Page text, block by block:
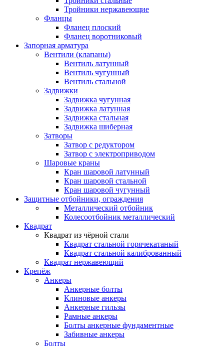
Тройники нержавеющие
Фланцы
Фланец плоский
Фланец воротниковый
Запорная арматура
Вентили (клапаны)
Вентиль латунный
Вентиль чугунный
Вентиль стальной
Задвижки
Задвижка чугунная
Задвижка латунная
Задвижка стальная
Задвижка шиберная
Затворы
Затвор с редуктором
Затвор с электроприводом
Шаровые краны
Кран шаровой латунный
Кран шаровой стальной
Кран шаровой чугунный
Защитные отбойники, ограждения
Металлический отбойник
Колесоотбойник металлический
Квадрат
Квадрат из чёрной стали
Квадрат стальной горячекатаный
Квадрат стальной калиброванный
Квадрат нержавеющий
Крепёж
Анкеры
Анкерные болты
Клиновые анкеры
Анкерные гильзы
Рамные анкеры
Болты анкерные фундаментные
Забивные анкеры
Болты